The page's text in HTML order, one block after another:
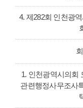
4. 제282회 인천광
1. 인천광역시의회
관련행정사무조사